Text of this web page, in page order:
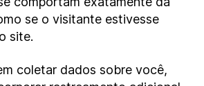
se o visitante estivesse
site.
coletar dados sobre você,